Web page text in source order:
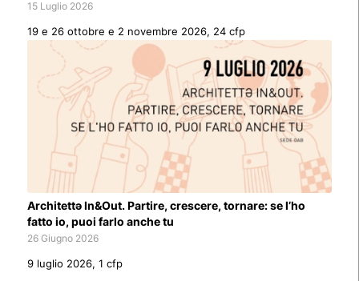
15 Luglio 2026
19 e 26 ottobre e 2 novembre 2026, 24 cfp
Architettə In&Out. Partire, crescere, tornare: se l’ho
fatto io, puoi farlo anche tu
26 Giugno 2026
9 luglio 2026, 1 cfp